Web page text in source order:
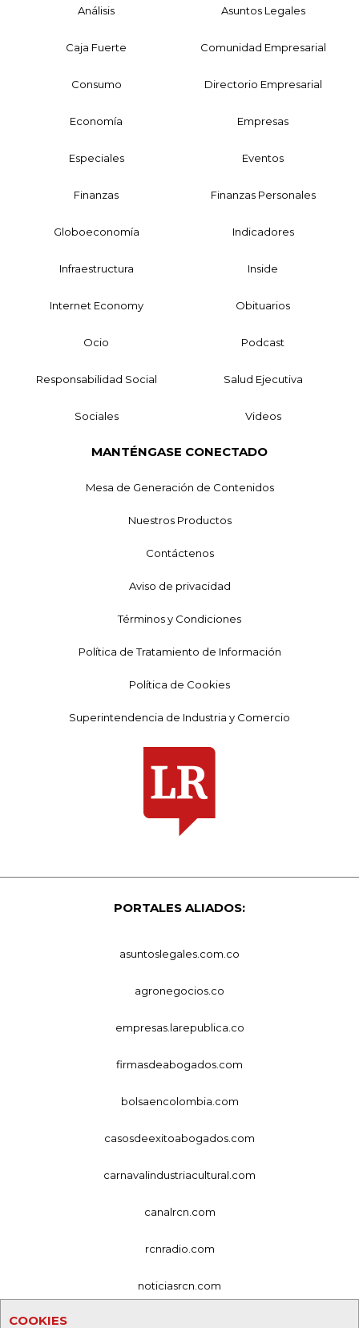
COOKIES
Análisis Asuntos Legales
Caja Fuerte Comunidad Empresarial
Consumo Directorio Empresarial
Economía Empresas
Especiales Eventos
Finanzas Finanzas Personales
Globoeconomía Indicadores
Infraestructura Inside
Internet Economy Obituarios
Ocio Podcast
Responsabilidad Social Salud Ejecutiva
Sociales Videos
MANTÉNGASE CONECTADO
Mesa de Generación de Contenidos
Nuestros Productos
Contáctenos
Aviso de privacidad
Términos y Condiciones
Política de Tratamiento de Información
Política de Cookies
Superintendencia de Industria y Comercio
PORTALES ALIADOS:
asuntoslegales.com.co
agronegocios.co
empresas.larepublica.co
firmasdeabogados.com
bolsaencolombia.com
casosdeexitoabogados.com
carnavalindustriacultural.com
canalrcn.com
rcnradio.com
noticiasrcn.com